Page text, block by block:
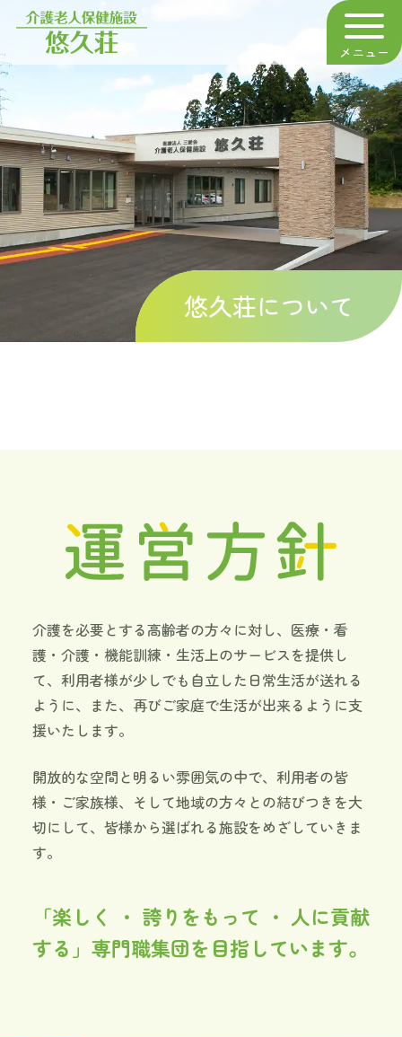
メニュー
悠久荘について
介護を必要とする高齢者の方々に対し、医療・看
護・介護・機能訓練・生活上のサービスを提供し
て、利用者様が少しでも自立した日常生活が送れる
ように、また、再びご家庭で生活が出来るように支
援いたします。
開放的な空間と明るい雰囲気の中で、利用者の皆
様・ご家族様、そして地域の方々との結びつきを大
切にして、皆様から選ばれる施設をめざしていきま
す。
「楽しく ・ 誇りをもって ・ 人に貢献
する」専門職集団を目指しています。